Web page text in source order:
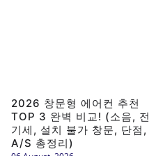
2026 창문형 에어컨 추천
TOP 3 완벽 비교! (소음, 전
기세, 설치 불가 창문, 단점,
A/S 총정리)